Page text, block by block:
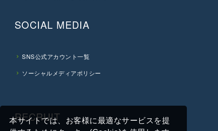
本サイトでは、お客様に最適なサービスを提
SOCIAL MEDIA
SNS公式アカウント一覧
ソーシャルメディアポリシー
RECRUIT